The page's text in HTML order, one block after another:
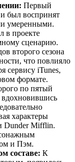
Первый
был воспринят
умеренными.
в проекте
сценарию.
второго сезона
что повлияло
сервису iTunes,
формате.
по пятый
вдохновившись
характеры
Dunder Mifflin.
и Пэм.
составе: К